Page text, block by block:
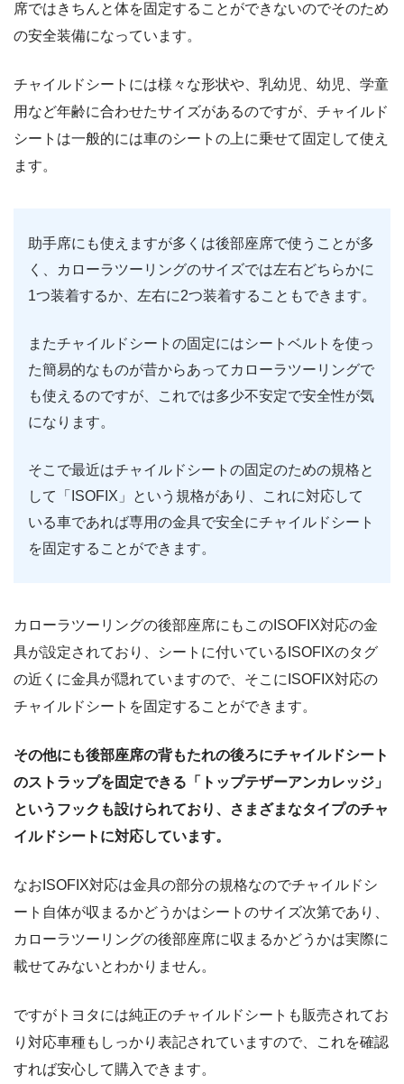
席ではきちんと体を固定することができないのでそのため
の安全装備になっています。
チャイルドシートには様々な形状や、乳幼児、幼児、学童
用など年齢に合わせたサイズがあるのですが、チャイルド
シートは一般的には車のシートの上に乗せて固定して使え
ます。
助手席にも使えますが多くは後部座席で使うことが多
く、カローラツーリングのサイズでは左右どちらかに
1つ装着するか、左右に2つ装着することもできます。
またチャイルドシートの固定にはシートベルトを使っ
た簡易的なものが昔からあってカローラツーリングで
も使えるのですが、これでは多少不安定で安全性が気
になります。
そこで最近はチャイルドシートの固定のための規格と
して「ISOFIX」という規格があり、これに対応して
いる車であれば専用の金具で安全にチャイルドシート
を固定することができます。
カローラツーリングの後部座席にもこのISOFIX対応の金
具が設定されており、シートに付いているISOFIXのタグ
の近くに金具が隠れていますので、そこにISOFIX対応の
チャイルドシートを固定することができます。
その他にも後部座席の背もたれの後ろにチャイルドシート
のストラップを固定できる「トップテザーアンカレッジ」
というフックも設けられており、さまざまなタイプのチャ
イルドシートに対応しています。
なおISOFIX対応は金具の部分の規格なのでチャイルドシ
ート自体が収まるかどうかはシートのサイズ次第であり、
カローラツーリングの後部座席に収まるかどうかは実際に
載せてみないとわかりません。
ですがトヨタには純正のチャイルドシートも販売されてお
り対応車種もしっかり表記されていますので、これを確認
すれば安心して購入できます。